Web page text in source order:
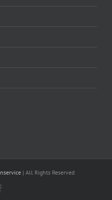
| All Rights Reserved